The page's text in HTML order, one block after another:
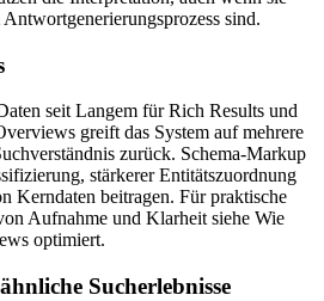
sind.
seit Langem für Rich Results und
greift das System auf mehrere
zurück. Schema‑Markup
stärkerer Entitätszuordnung
Kerndaten beitragen. Für praktische
Aufnahme und Klarheit siehe Wie
optimiert.
Sucherlebnisse